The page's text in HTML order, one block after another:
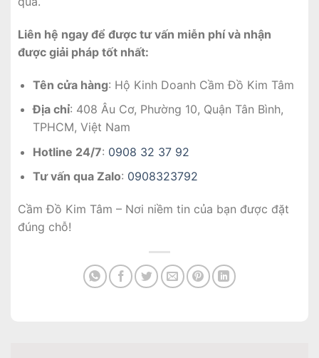
Liên hệ ngay để được tư vấn miễn phí và nhận
được giải pháp tốt nhất:
Tên cửa hàng: Hộ Kinh Doanh Cầm Đồ Kim Tâm
Địa chỉ: 408 Âu Cơ, Phường 10, Quận Tân Bình,
TPHCM, Việt Nam
Hotline 24/7: 0908 32 37 92
Tư vấn qua Zalo: 0908323792
Cầm Đồ Kim Tâm – Nơi niềm tin của bạn được đặt
đúng chỗ!